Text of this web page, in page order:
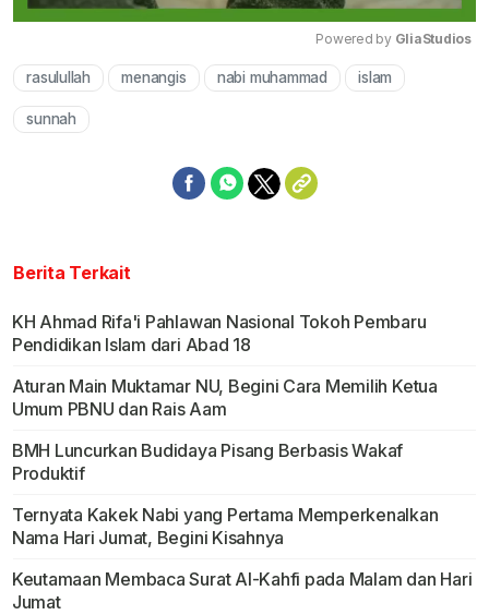
Mute
Powered by GliaStudios
rasulullah menangis nabi muhammad islam
sunnah
Berita Terkait
KH Ahmad Rifa'i Pahlawan Nasional Tokoh Pembaru
Pendidikan Islam dari Abad 18
Aturan Main Muktamar NU, Begini Cara Memilih Ketua
Umum PBNU dan Rais Aam
BMH Luncurkan Budidaya Pisang Berbasis Wakaf
Produktif
Ternyata Kakek Nabi yang Pertama Memperkenalkan
Nama Hari Jumat, Begini Kisahnya
Keutamaan Membaca Surat Al-Kahfi pada Malam dan Hari
Jumat